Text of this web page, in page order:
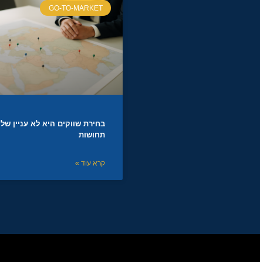
GO-TO-MARKET
בחירת שווקים היא לא עניין של
תחושות
קרא עוד »